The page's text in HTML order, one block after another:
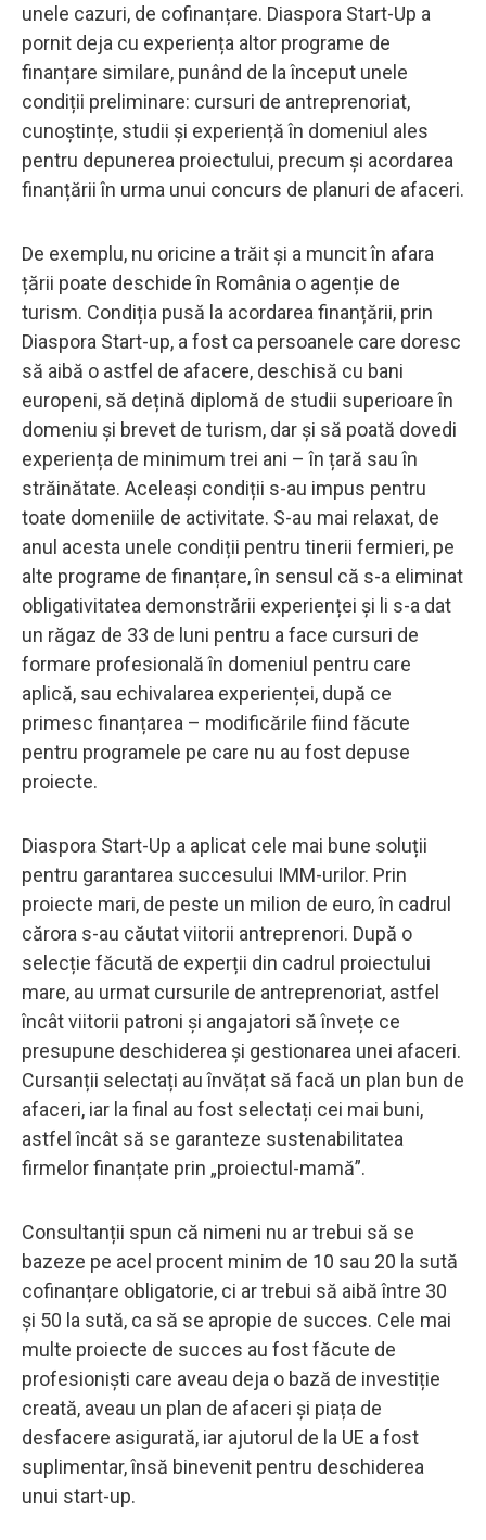
unele cazuri, de cofinanțare. Diaspora Start-Up a
pornit deja cu experiența altor programe de
finanțare similare, punând de la început unele
condiții preliminare: cursuri de antreprenoriat,
cunoștințe, studii și experiență în domeniul ales
pentru depunerea proiectului, precum și acordarea
finanțării în urma unui concurs de planuri de afaceri.
De exemplu, nu oricine a trăit și a muncit în afara
țării poate deschide în România o agenție de
turism. Condiția pusă la acordarea finanțării, prin
Diaspora Start-up, a fost ca persoanele care doresc
să aibă o astfel de afacere, deschisă cu bani
europeni, să dețină diplomă de studii superioare în
domeniu și brevet de turism, dar și să poată dovedi
experiența de minimum trei ani – în țară sau în
străinătate. Aceleași condiții s-au impus pentru
toate domeniile de activitate. S-au mai relaxat, de
anul acesta unele condiții pentru tinerii fermieri, pe
alte programe de finanțare, în sensul că s-a eliminat
obligativitatea demonstrării experienței și li s-a dat
un răgaz de 33 de luni pentru a face cursuri de
formare profesională în domeniul pentru care
aplică, sau echivalarea experienței, după ce
primesc finanțarea – modificările fiind făcute
pentru programele pe care nu au fost depuse
proiecte.
Diaspora Start-Up a aplicat cele mai bune soluții
pentru garantarea succesului IMM-urilor. Prin
proiecte mari, de peste un milion de euro, în cadrul
cărora s-au căutat viitorii antreprenori. După o
selecție făcută de experții din cadrul proiectului
mare, au urmat cursurile de antreprenoriat, astfel
încât viitorii patroni și angajatori să învețe ce
presupune deschiderea și gestionarea unei afaceri.
Cursanții selectați au învățat să facă un plan bun de
afaceri, iar la final au fost selectați cei mai buni,
astfel încât să se garanteze sustenabilitatea
firmelor finanțate prin „proiectul-mamă”.
Consultanții spun că nimeni nu ar trebui să se
bazeze pe acel procent minim de 10 sau 20 la sută
cofinanțare obligatorie, ci ar trebui să aibă între 30
și 50 la sută, ca să se apropie de succes. Cele mai
multe proiecte de succes au fost făcute de
profesioniști care aveau deja o bază de investiție
creată, aveau un plan de afaceri și piața de
desfacere asigurată, iar ajutorul de la UE a fost
suplimentar, însă binevenit pentru deschiderea
unui start-up.